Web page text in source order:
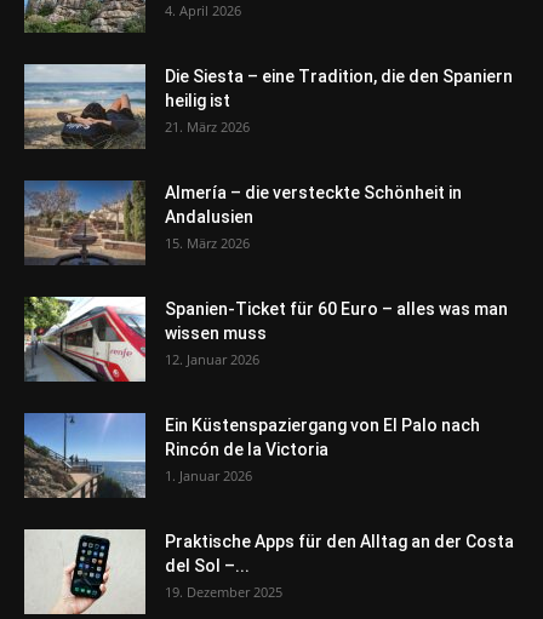
4. April 2026
Die Siesta – eine Tradition, die den Spaniern
heilig ist
21. März 2026
Almería – die versteckte Schönheit in
Andalusien
15. März 2026
Spanien-Ticket für 60 Euro – alles was man
wissen muss
12. Januar 2026
Ein Küstenspaziergang von El Palo nach
Rincón de la Victoria
1. Januar 2026
Praktische Apps für den Alltag an der Costa
del Sol –...
19. Dezember 2025